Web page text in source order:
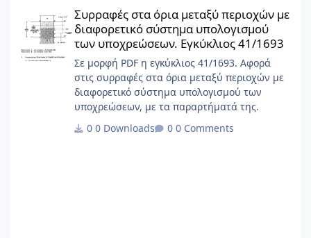
Συρραφές στα όρια μεταξύ περιοχών με
διαφορετικό σύστημα υπολογισμού
των υποχρεώσεων. Εγκύκλιος 41/1693
Σε μορφή PDF η εγκύκλιος 41/1693. Αφορά
στις συρραφές στα όρια μεταξύ περιοχών με
διαφορετικό σύστημα υπολογισμού των
υποχρεώσεων, με τα παραρτήματά της.
0 Downloads
0 Comments